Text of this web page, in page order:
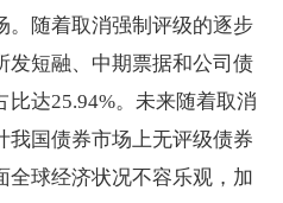
。随着取消强制评级的逐步
发短融、中期票据和公司债
达25.94%。未来随着取消
我国债券市场上无评级债券
全球经济状况不容乐观，加